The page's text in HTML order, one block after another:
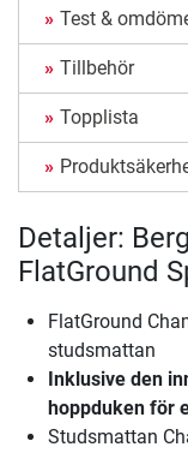
Test &
Tillbehör
Topplista
Detaljer:
FlatGround
FlatGround
studsmattan
Inklusive den
hoppduken för
Studsmattan